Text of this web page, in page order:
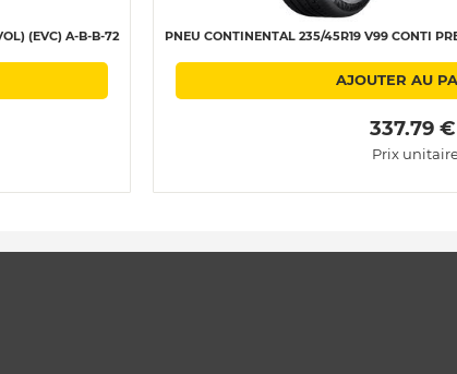
(EVC) A-B-B-72 PNEU CONTINENTAL 235/45R19 V99 CONTI
AJOUTER AU
337.79 €
Prix